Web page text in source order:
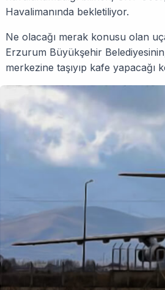
Havalimanında bekletiliyor.
Ne olacağı merak konusu olan
Erzurum Büyükşehir
merkezine taşıyıp kafe yapacağı